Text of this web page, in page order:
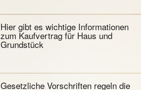
Hier gibt es wichtige Informationen
zum Kaufvertrag für Haus und
Grundstück
Gesetzliche Vorschriften regeln die